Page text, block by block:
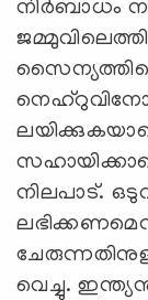
നിര്‍ബാധം
നിലപാട്.
വെച്ചു.